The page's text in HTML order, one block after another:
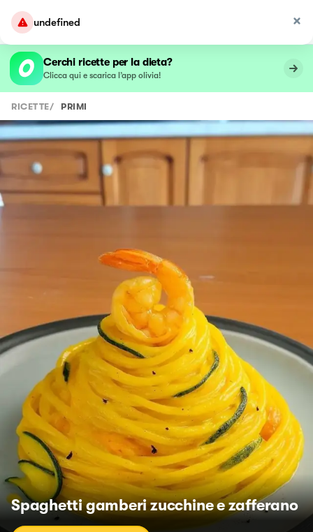
undefined
Cerchi ricette per la dieta?
Clicca qui e scarica l’app olivia!
RICETTE/ PRIMI
Spaghetti gamberi zucchine e zafferano